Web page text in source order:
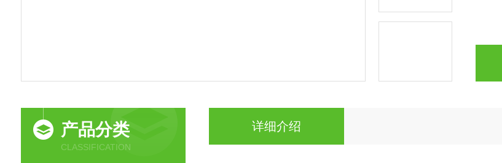
产品分类
CLASSIFICATION
详细介绍